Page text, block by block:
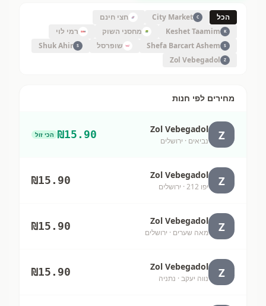
הכל C
City Market חצי חינם
K
Keshet Taamim מחסני השוק רמי לוי
S
Shefa Barcart Ashem שופרסל S
Shuk Ahir
Z
Zol Vebegadol
מחירים לפי חנות
Z
Zol Vebegadol
נביאים · ירושלים
₪15.90 הכי זול
Z
Zol Vebegadol
יפו 212 · ירושלים
₪15.90
Z
Zol Vebegadol
מאה שערים · ירושלים
₪15.90
Z
Zol Vebegadol
נווה יעקב · נתניה
₪15.90